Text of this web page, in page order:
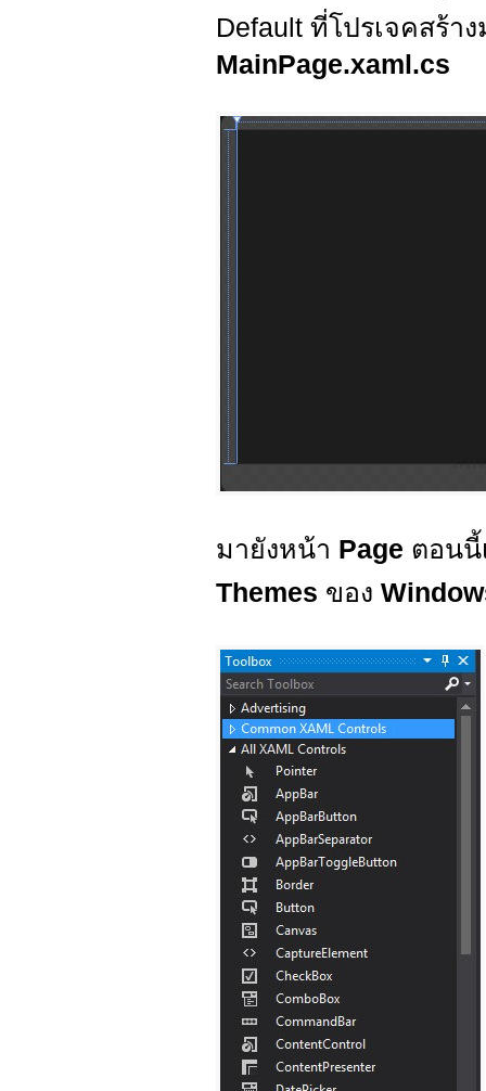
Default ที่โปรเจคสร้า
MainPage.xaml.cs
มายังหน้า Page ตอนนี้
Themes ของ